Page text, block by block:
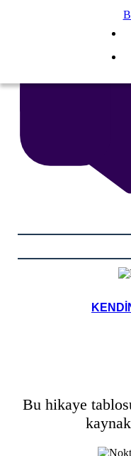
Bu hikaye